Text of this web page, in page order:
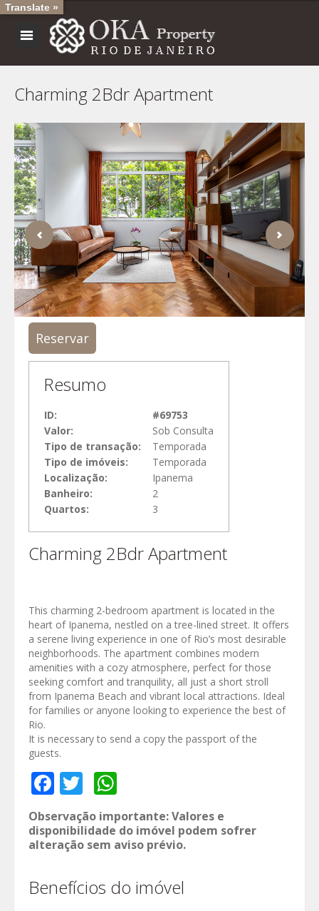
Charming 2Bdr Apartment
Reservar
Resumo
ID:
#69753
Valor:
Sob Consulta
Tipo de transação:
Temporada
Tipo de imóveis:
Temporada
Localização:
Ipanema
Banheiro:
2
Quartos:
3
Charming 2Bdr Apartment
This charming 2-bedroom apartment is located in the
heart of Ipanema, nestled on a tree-lined street. It offers
a serene living experience in one of Rio’s most desirable
neighborhoods. The apartment combines modern
amenities with a cozy atmosphere, perfect for those
seeking comfort and tranquility, all just a short stroll
from Ipanema Beach and vibrant local attractions. Ideal
for families or anyone looking to experience the best of
Rio.
It is necessary to send a copy the passport of the
guests.
Facebook
Twitter
Observação importante: Valores e
disponibilidade do imóvel podem sofrer
alteração sem aviso prévio.
Benefícios do imóvel
Translate »